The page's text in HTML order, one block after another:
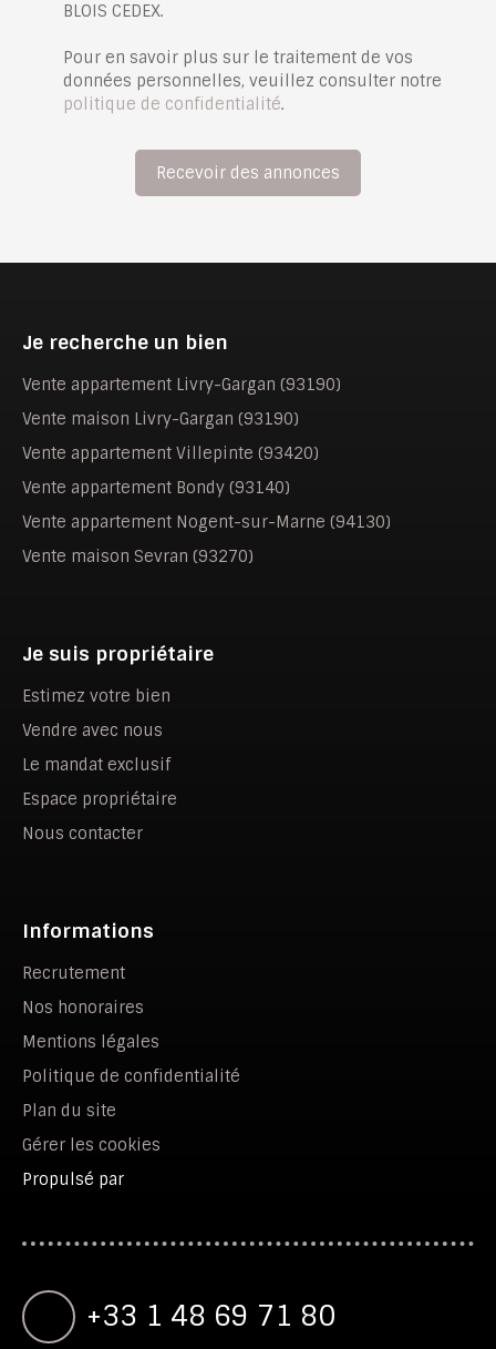
BLOIS CEDEX.
Pour en savoir plus sur le traitement de vos
données personnelles, veuillez consulter notre
politique de confidentialité.
Recevoir des annonces
Je recherche un bien
Vente appartement Livry-Gargan (93190)
Vente maison Livry-Gargan (93190)
Vente appartement Villepinte (93420)
Vente appartement Bondy (93140)
Vente appartement Nogent-sur-Marne (94130)
Vente maison Sevran (93270)
Je suis propriétaire
Estimez votre bien
Vendre avec nous
Le mandat exclusif
Espace propriétaire
Nous contacter
Informations
Recrutement
Nos honoraires
Mentions légales
Politique de confidentialité
Plan du site
Gérer les cookies
Propulsé par
+33 1 48 69 71 80